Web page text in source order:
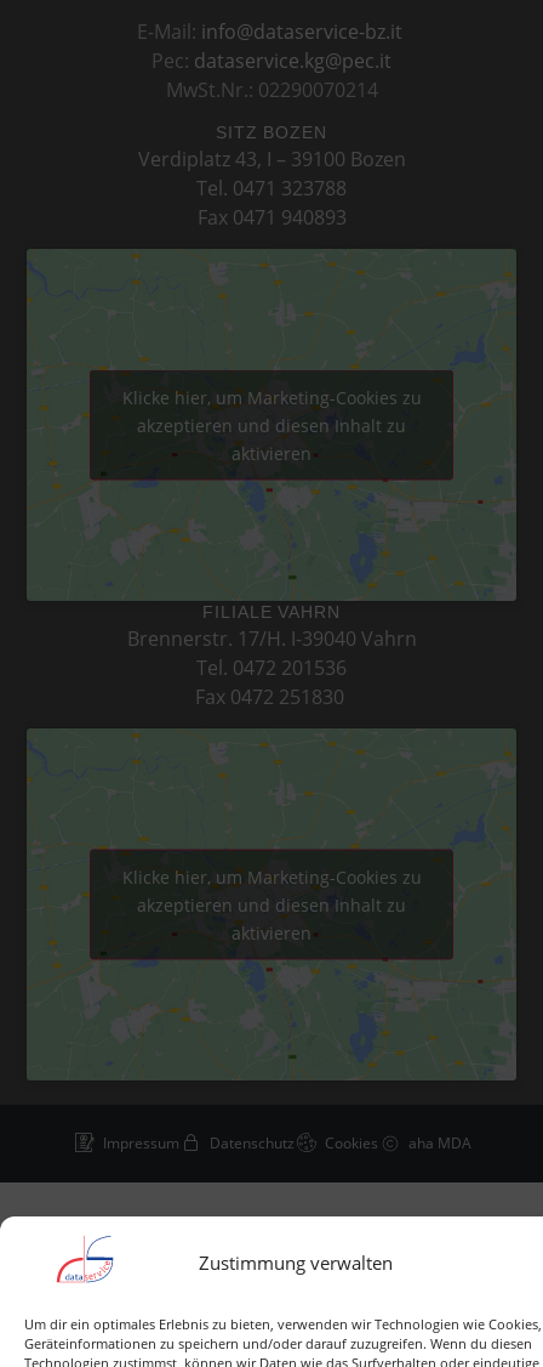
Zustimmung verwalten
Um dir ein optimales Erlebnis zu bieten, verwenden wir Technologien wie
Geräteinformationen zu speichern und/oder darauf zuzugreifen. Wenn du diesen
Technologien zustimmst, können wir Daten wie das Surfverhalten oder eindeutige
E-Mail: info@dataservice-bz.it
Pec: dataservice.kg@pec.it
MwSt.Nr.: 02290070214
SITZ BOZEN
Verdiplatz 43, I – 39100 Bozen
Tel. 0471 323788
Fax 0471 940893
Klicke hier, um Marketing-Cookies zu
akzeptieren und diesen Inhalt zu
aktivieren
FILIALE VAHRN
Brennerstr. 17/H. I-39040 Vahrn
Tel. 0472 201536
Fax 0472 251830
Klicke hier, um Marketing-Cookies zu
akzeptieren und diesen Inhalt zu
aktivieren
Impressum Datenschutz Cookies aha MDA